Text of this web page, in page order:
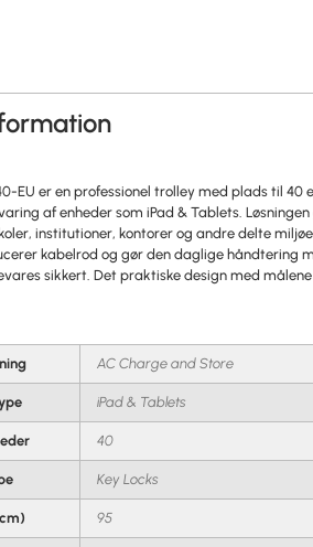
EU er en professionel trolley med plads til
af enheder som iPad & Tablets.
institutioner, kontorer og andre delte
kabelrod og gør den daglige håndtering
sikkert. Det praktiske design med
AC Charge and Store
iPad & Tablets
40
Key Locks
95